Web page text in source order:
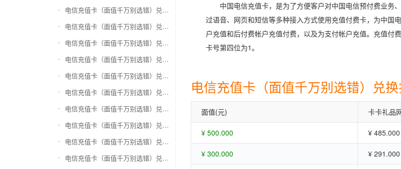
电信充值卡（面值千万别选错）兑换联通充值卡（面值千万别选错）
电信充值卡（面值千万别选错）兑换京东钢镚
电信充值卡（面值千万别选错）兑换中石化加油卡无卡号（面值千万别选错）
电信充值卡（面值千万别选错）兑换中石油全国充值卡
电信充值卡（面值千万别选错）兑换京东领货码
电信充值卡（面值千万别选错）兑换京东超市卡
电信充值卡（面值千万别选错）兑换苏宁易购礼品卡
电信充值卡（面值千万别选错）兑换骏网一卡通
电信充值卡（面值千万别选错）兑换骏网乐充
电信充值卡（面值千万别选错）兑换汇元智付卡
中国电信充值卡，是为了方便客户对中国电信预付费业务
过语音、网页和短信等多种接入方式使用充值付费卡，为中国
户充值和后付费帐户充值付费，以及为支付帐户充值。充值付
卡号第四位为1。
电信充值卡（面值千万别选错）兑
面值(元) 卡卡礼品
¥ 500.000 ¥ 485.000
¥ 300.000 ¥ 291.000